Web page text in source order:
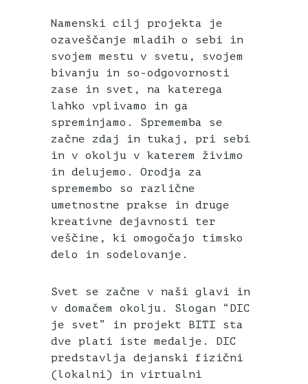
Namenski cilj projekta je
ozaveščanje mladih o sebi in
svojem mestu v svetu, svojem
bivanju in so-odgovornosti
zase in svet, na katerega
lahko vplivamo in ga
spreminjamo. Sprememba se
začne zdaj in tukaj, pri sebi
in v okolju v katerem živimo
in delujemo. Orodja za
spremembo so različne
umetnostne prakse in druge
kreativne dejavnosti ter
veščine, ki omogočajo timsko
delo in sodelovanje.
Svet se začne v naši glavi in
v domačem okolju. Slogan “DIC
je svet” in projekt BITI sta
dve plati iste medalje. DIC
predstavlja dejanski fizični
(lokalni) in virtualni